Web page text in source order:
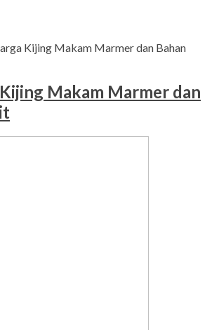
Kijing Makam Marmer dan Bahan
Makam Marmer dan